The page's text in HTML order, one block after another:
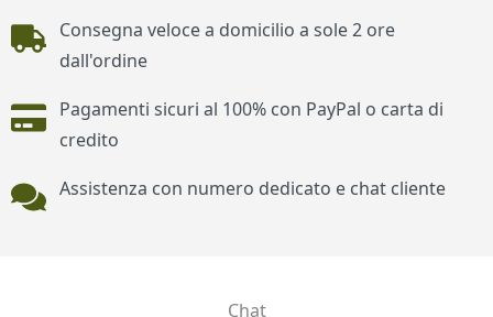
Piè di pagina
Consegna veloce a domicilio a sole 2 ore
dall'ordine
Pagamenti sicuri al 100% con PayPal o carta di
credito
Assistenza con numero dedicato e chat cliente
Chat